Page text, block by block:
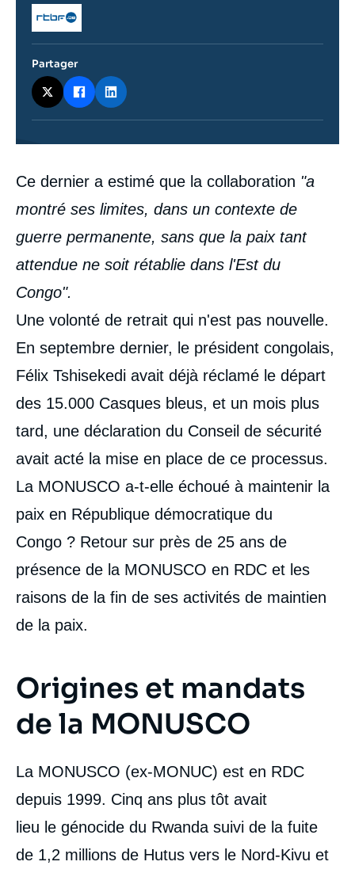
Contenu
intervention
médiatique
Ce dernier a estimé que la collaboration "a
montré ses limites, dans un contexte de
guerre permanente, sans que la paix tant
attendue ne soit rétablie dans l'Est du
Congo".
Une volonté de retrait qui n'est pas nouvelle.
En septembre dernier, le président congolais,
Félix Tshisekedi avait déjà réclamé le départ
des 15.000 Casques bleus, et un mois plus
tard, une déclaration du Conseil de sécurité
avait acté la mise en place de ce processus.
La MONUSCO a-t-elle échoué à maintenir la
paix en République démocratique du
Congo ? Retour sur près de 25 ans de
présence de la MONUSCO en RDC et les
raisons de la fin de ses activités de maintien
de la paix.
Origines et mandats
de la MONUSCO
La MONUSCO (ex-MONUC) est en RDC
depuis 1999. Cinq ans plus tôt avait
lieu le génocide du Rwanda suivi de la fuite
de 1,2 millions de Hutus vers le Nord-Kivu et
Partager